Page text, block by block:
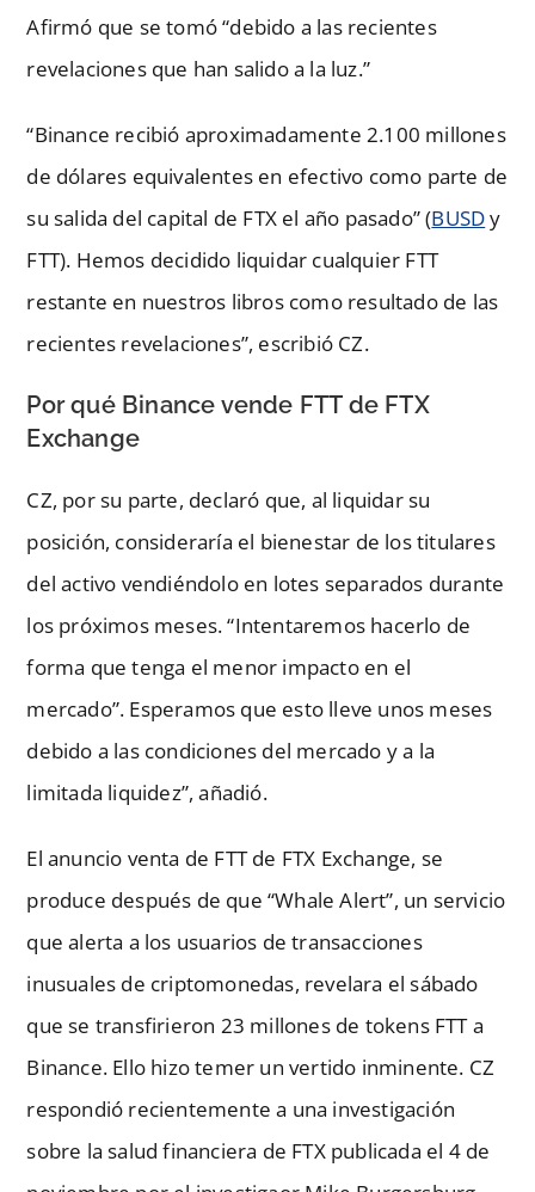
Afirmó que se tomó “debido a las recientes
revelaciones que han salido a la luz.”
“Binance recibió aproximadamente 2.100 millones
de dólares equivalentes en efectivo como parte de
su salida del capital de FTX el año pasado” (BUSDy
FTT). Hemos decidido liquidar cualquier FTT
restante en nuestros libros como resultado de las
recientes revelaciones”, escribió CZ.
Por qué Binance vende FTT de FTX
Exchange
CZ, por su parte, declaró que, al liquidar su
posición, consideraría el bienestar de los titulares
del activo vendiéndolo en lotes separados durante
los próximos meses. “Intentaremos hacerlo de
forma que tenga el menor impacto en el
mercado”. Esperamos que esto lleve unos meses
debido a las condiciones del mercado y a la
limitada liquidez”, añadió.
El anuncio venta de FTT de FTX Exchange, se
produce después de que “Whale Alert”, un servicio
que alerta a los usuarios de transacciones
inusuales de criptomonedas, revelara el sábado
que se transfirieron 23 millones de tokens FTT a
Binance. Ello hizo temer un vertido inminente. CZ
respondió recientemente a una investigación
sobre la salud financiera de FTX publicada el 4 de